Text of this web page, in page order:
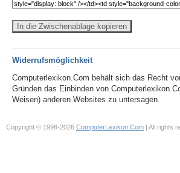
In die Zwischenablage kopieren
Widerrufsmöglichkeit
Computerlexikon.Com behält sich das Recht
Gründen das Einbinden von
Weisen) anderen Websites zu untersagen.
Copyright © 1998-2026 ComputerLexikon.Com | All rights